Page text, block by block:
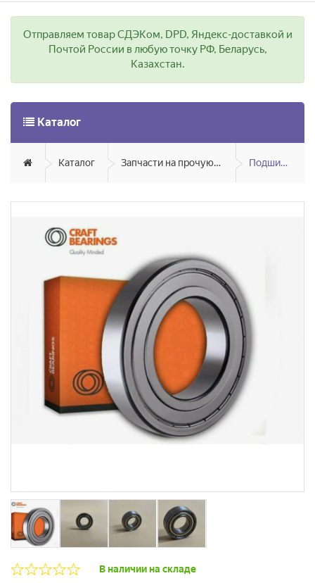
Отправляем товар СДЭКом, DPD, Яндекс-доставкой и
Почтой России в любую точку РФ, Беларусь,
Казахстан.
Каталог
Каталог Запчасти на прочую технику Подшипники
В наличии на складе